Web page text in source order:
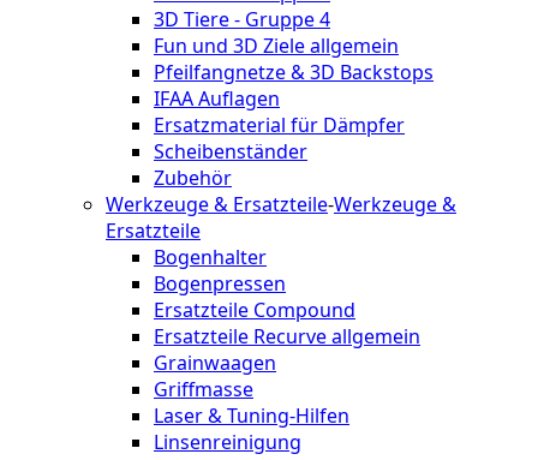
3D Tiere - Gruppe 4
Fun und 3D Ziele allgemein
Pfeilfangnetze & 3D Backstops
IFAA Auflagen
Ersatzmaterial für Dämpfer
Scheibenständer
Zubehör
Werkzeuge & Ersatzteile-Werkzeuge &
Ersatzteile
Bogenhalter
Bogenpressen
Ersatzteile Compound
Ersatzteile Recurve allgemein
Grainwaagen
Griffmasse
Laser & Tuning-Hilfen
Linsenreinigung